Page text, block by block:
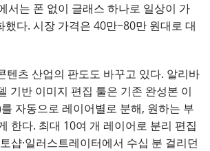
서는 폰 없이 글래스 하나로 일상이 가
했다. 시장 가격은 40만~80만 원대로 대
텐츠 산업의 판도도 바꾸고 있다. 알리바
기반 이미지 편집 툴은 기존 완성본 이
자동으로 레이어별로 분해, 원하는 부
한다. 최대 10여 개 레이어로 분리 편집
샵·일러스트레이터에서 수십 분 걸리던